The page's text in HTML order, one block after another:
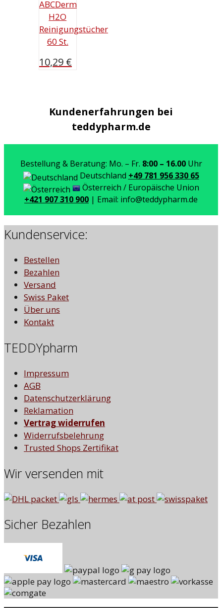
ABCDerm
H2O
Reinigungstücher
60 St.
10,29 €
Kundenerfahrungen bei
teddypharm.de
Bestellung & Beratung: Mo. – Fr. 8:00 – 16.00Uhr
Deutschland +49 781 956 330 65
Österreich / Europäische Union
+421 907 310 900 | Email: info@teddypharm.de
Kundenservice:
Bestellen
Bezahlen
Versand
Swiss Paket
Über uns
Kontakt
TEDDYpharm
Impressum
AGB
Datenschutzerklärung
Reklamation
Vertrag widerrufen
Widerrufsbelehrung
Trusted Shops Zertifikat
Wir versenden mit
Sicher Bezahlen